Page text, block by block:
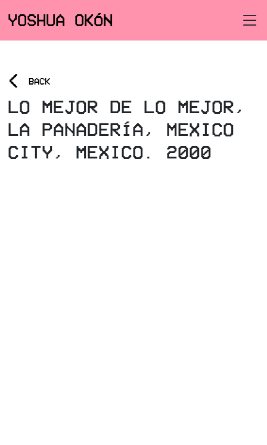
YOSHUA OKÓN
< BACK
LO MEJOR DE LO MEJOR,
LA PANADERÍA, MEXICO
CITY, MEXICO. 2000